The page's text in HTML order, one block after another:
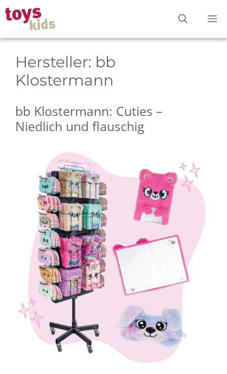
Zum
Inhalt
springen
Hersteller: bb
Klostermann
bb Klostermann: Cuties –
Niedlich und flauschig